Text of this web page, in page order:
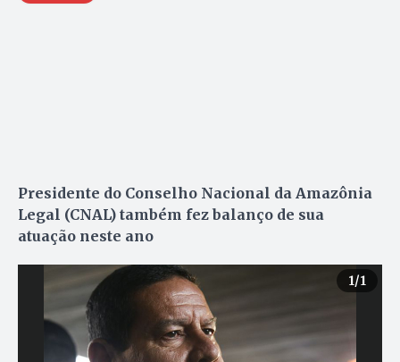
Presidente do Conselho Nacional da Amazônia
Legal (CNAL) também fez balanço de sua
atuação neste ano
1/1